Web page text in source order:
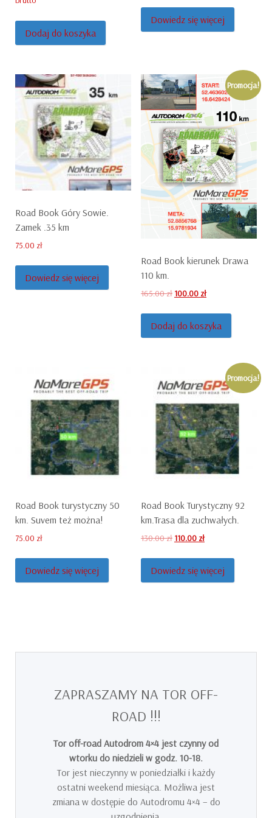
150.00 zł.110.00 zł.
Dodaj do koszyka
Dowiedz się więcej
Road Book Góry Sowie.
Zamek .35 km
75.00 zł
Dowiedz się więcej
Promocja!
Road Book kierunek Drawa
110 km.
165.00zł Original
was:
165.00 zł.
100.00 złCurrent
is:
100.00 zł.
Dodaj do koszyka
Road Book turystyczny 50
km. Suvem też można!
75.00 zł
Dowiedz się więcej
Promocja!
Road Book Turystyczny 92
km.Trasa dla zuchwałych.
130.00zł Original
was:
130.00 zł.
110.00 złCurrent
is:
110.00 zł.
Dowiedz się więcej
ZAPRASZAMY NA TOR OFF-
ROAD !!!
Tor off-road Autodrom 4×4 jest czynny od
wtorku do niedzieli w godz. 10-18.
Tor jest nieczynny w poniedziałki i każdy
ostatni weekend miesiąca. Możliwa jest
zmiana w dostępie do Autodromu 4×4 – do